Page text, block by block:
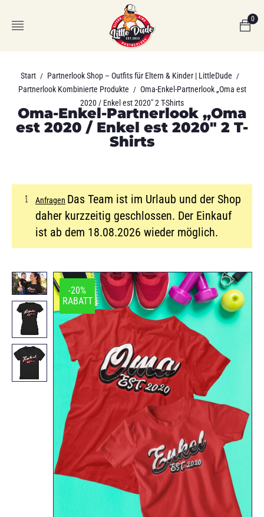
0
Start / Partnerlook Shop – Outfits für Eltern & Kinder | LittleDude /
Partnerlook Kombinierte Produkte / Oma-Enkel-Partnerlook „Oma est
2020 / Enkel est 2020″ 2 T-Shirts
Oma-Enkel-Partnerlook „Oma
est 2020 / Enkel est 2020″ 2 T-
Shirts
Anfragen Das Team ist im Urlaub und der Shop
daher kurzzeitig geschlossen. Der Einkauf
ist ab dem 18.08.2026 wieder möglich.
-20%
RABATT